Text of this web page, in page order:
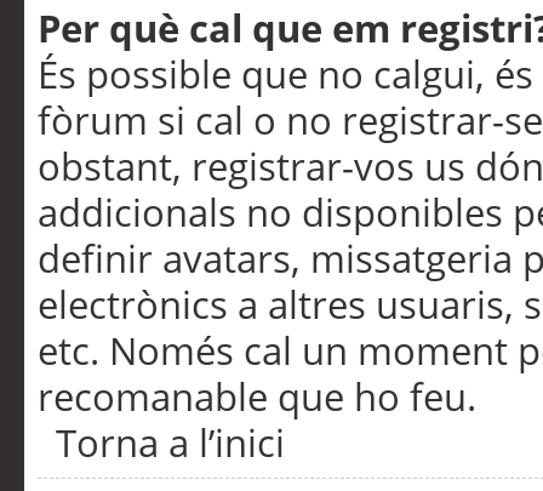
Per què cal que em
És possible que no calgui,
fòrum si cal o no registrar-
obstant, registrar-vos us
addicionals no disponibles
definir avatars, missatgeria
electrònics a altres usuaris,
etc. Només cal un moment
recomanable que ho feu.
Torna a l’inici